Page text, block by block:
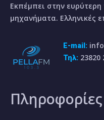
Εκπέμπει στην
μηχανήματα. Ελληνικές
E-mail:
Τηλ: 23820
Πληροφορίες